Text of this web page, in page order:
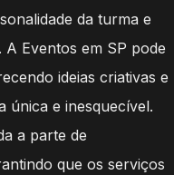
da turma e
Eventos em SP pode
ideias criativas e
única e inesquecível.
a parte de
que os serviços